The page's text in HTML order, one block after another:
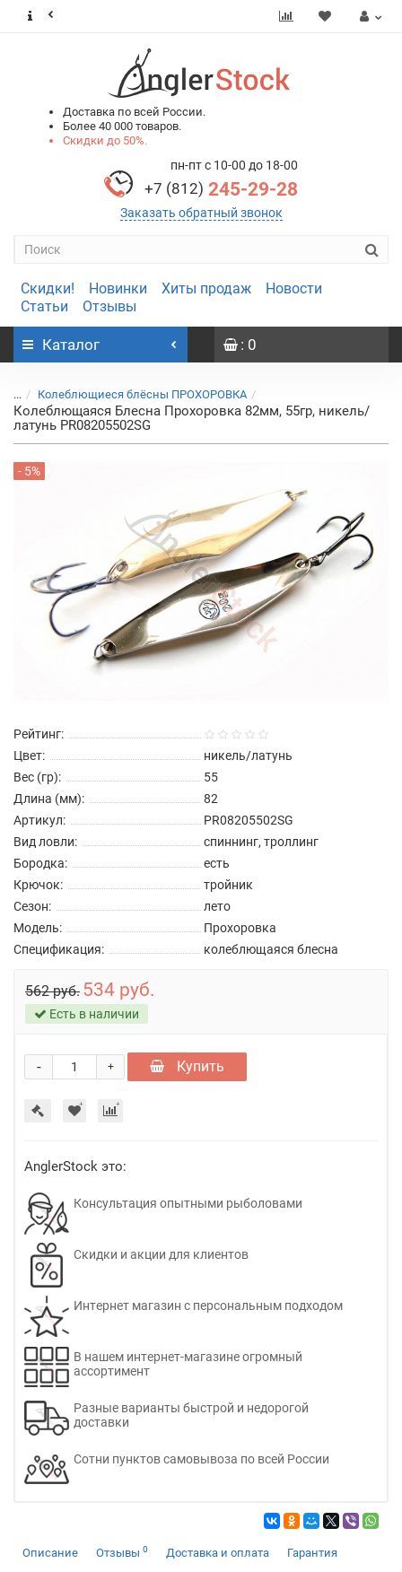
Доставка по всей России.
Более 40 000 товаров.
Скидки до 50%.
пн-пт с 10-00 до 18-00
+7 (812) 245-29-28
Заказать обратный звонок
Скидки! Новинки Хиты продаж
Новости
Статьи
Отзывы
Каталог : 0
... Колеблющиеся блёсны ПРОХОРОВКА
Колеблющаяся Блесна Прохоровка 82мм, 55гр, никель/
латунь PR08205502SG
- 5%
Рейтинг:
Цвет:
никель/латунь
Вес (гр):
55
Длина (мм):
82
Артикул:
PR08205502SG
Вид ловли:
спиннинг, троллинг
Бородка:
есть
Крючок:
тройник
Сезон:
лето
Модель:
Прохоровка
Спецификация:
колеблющаяся блесна
562 руб. 534 руб.
Есть в наличии
+
- Купить
AnglerStock это:
Консультация опытными рыболовами
Скидки и акции для клиентов
Интернет магазин с персональным подходом
В нашем интернет-магазине огромный
ассортимент
Разные варианты быстрой и недорогой
доставки
Сотни пунктов самовывоза по всей России
Описание Отзывы 0 Доставка и оплата Гарантия